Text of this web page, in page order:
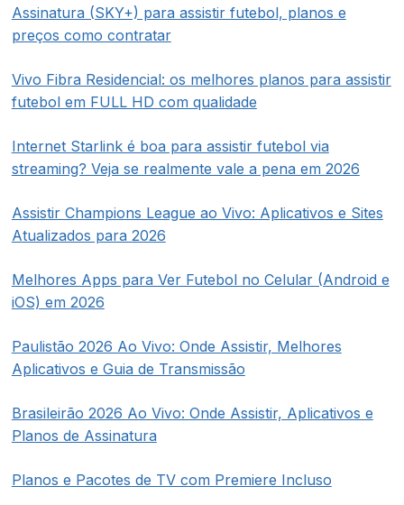
Assinatura (SKY+) para assistir futebol, planos e
preços como contratar
Vivo Fibra Residencial: os melhores planos para assistir
futebol em FULL HD com qualidade
Internet Starlink é boa para assistir futebol via
streaming? Veja se realmente vale a pena em 2026
Assistir Champions League ao Vivo: Aplicativos e Sites
Atualizados para 2026
Melhores Apps para Ver Futebol no Celular (Android e
iOS) em 2026
Paulistão 2026 Ao Vivo: Onde Assistir, Melhores
Aplicativos e Guia de Transmissão
Brasileirão 2026 Ao Vivo: Onde Assistir, Aplicativos e
Planos de Assinatura
Planos e Pacotes de TV com Premiere Incluso